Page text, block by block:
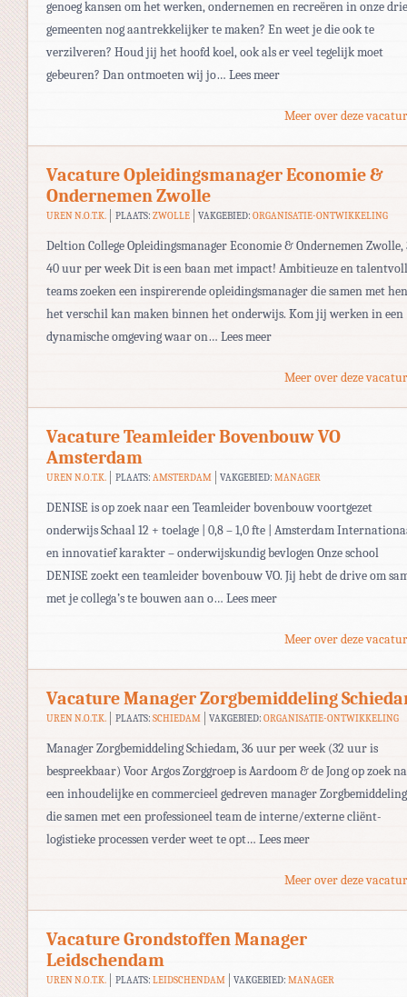
genoeg kansen om het werken, ondernemen en recreëren in onze drie
gemeenten nog aantrekkelijker te maken? En weet je die ook te
verzilveren? Houd jij het hoofd koel, ook als er veel tegelijk moet
gebeuren? Dan ontmoeten wij jo… Lees meer
Meer over deze
Vacature Opleidingsmanager Economie &
Ondernemen Zwolle
UREN N.O.T.K. PLAATS: ZWOLLE VAKGEBIED:ORGANISATIE-ONTWIKKELING
Deltion College Opleidingsmanager Economie & Ondernemen Zwolle,
40 uur per week Dit is een baan met impact! Ambitieuze en
teams zoeken een inspirerende opleidingsmanager die samen met hen
het verschil kan maken binnen het onderwijs. Kom jij werken in een
dynamische omgeving waar on… Lees meer
Meer over deze
Vacature Teamleider Bovenbouw VO
Amsterdam
UREN N.O.T.K. PLAATS: AMSTERDAM VAKGEBIED:MANAGER
DENISE is op zoek naar een Teamleider bovenbouw voortgezet
onderwijs Schaal 12 + toelage | 0,8 – 1,0 fte | Amsterdam
en innovatief karakter – onderwijskundig bevlogen Onze school
DENISE zoekt een teamleider bovenbouw VO. Jij hebt de drive om
met je collega’s te bouwen aan o… Lees meer
Meer over deze
Vacature Manager Zorgbemiddeling
UREN N.O.T.K. PLAATS: SCHIEDAM VAKGEBIED:ORGANISATIE-ONTWIKKELING
Manager Zorgbemiddeling Schiedam, 36 uur per week (32 uur is
bespreekbaar) Voor Argos Zorggroep is Aardoom & de Jong op zoek
een inhoudelijke en commercieel gedreven manager Zorgbemiddeling
die samen met een professioneel team de interne/externe cliënt-
logistieke processen verder weet te opt… Lees meer
Meer over deze
Vacature Grondstoffen Manager
Leidschendam
UREN N.O.T.K. PLAATS: LEIDSCHENDAM VAKGEBIED:MANAGER